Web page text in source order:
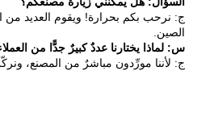
ج: نرحب بكم بحرارة! ويقوم العديد من
الصين.
س: لماذا يختارنا عددٌ كبيرٌ جدًّا من
ج: لأننا مورِّدون مباشرٌ من المصنع،